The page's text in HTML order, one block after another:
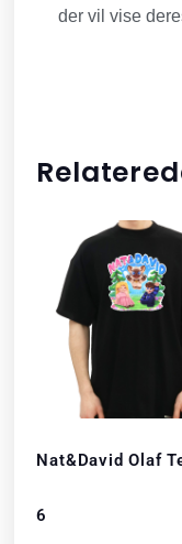
der vil vise
Nat&David Olaf
6